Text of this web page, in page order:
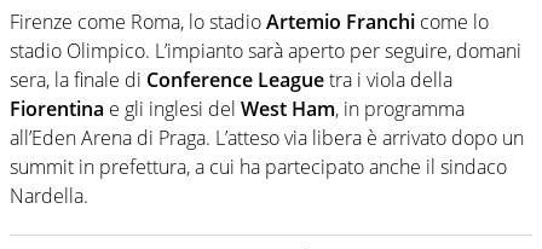
Firenze come Roma, lo stadioArtemio Franchi come lo
stadio Olimpico. L’impianto sarà aperto per seguire, domani
sera, la finale di Conference Leaguetra i viola della
Fiorentina e gli inglesi del West Ham, in programma
all’Eden Arena di Praga. L’atteso via libera è arrivato dopo un
summit in prefettura, a cui ha partecipato anche il sindaco
Nardella.